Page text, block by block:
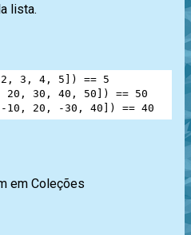
lista.
2 , 3 , 4 , 5 ]) == 5
20 , 30 , 40 , 50 ]) == 50
- 10 , 20 , -30 , 40 ]) == 40
em Coleções